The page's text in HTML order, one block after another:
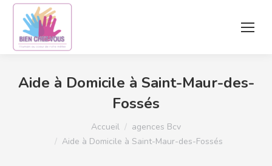
Aide à Domicile à Saint-Maur-des-
Fossés
Accueil
agences Bcv
Aide à Domicile à Saint-Maur-des-Fossés